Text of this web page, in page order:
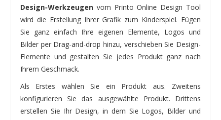
Design-Werkzeugen vom Printo Online Design Tool
wird die Erstellung Ihrer Grafik zum Kinderspiel. Fügen
Sie ganz einfach Ihre eigenen Elemente, Logos und
Bilder per Drag-and-drop hinzu, verschieben Sie Design-
Elemente und gestalten Sie jedes Produkt ganz nach
Ihrem Geschmack.
Als Erstes wählen Sie ein Produkt aus. Zweitens
konfigurieren Sie das ausgewählte Produkt. Drittens
erstellen Sie Ihr Design, in dem Sie Logos, Bilder und